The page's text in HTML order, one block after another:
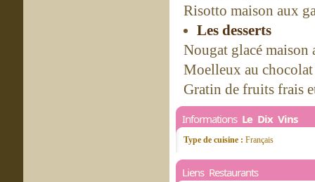
Risotto maison aux
Les desserts
Nougat glacé
Moelleux au chocolat
Gratin de fruits frais
Informations Le Dix Vins
Type de cuisine : Français
Liens Restaurants